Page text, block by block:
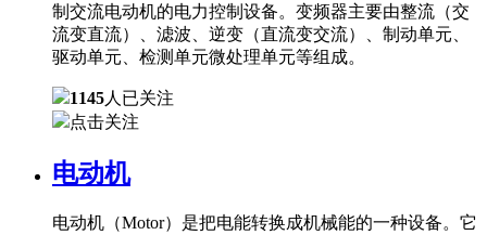
制交流电动机的电力控制设备。变频器主要由整流（交
流变直流）、滤波、逆变（直流变交流）、制动单元、
驱动单元、检测单元微处理单元等组成。
1145人已关注
点击关注
电动机
电动机（Motor）是把电能转换成机械能的一种设备。它